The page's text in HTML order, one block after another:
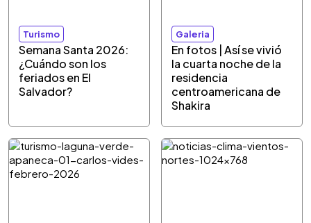
Turismo
Semana Santa 2026:
¿Cuándo son los
feriados en El
Salvador?
Galeria
En fotos | Así se vivió
la cuarta noche de la
residencia
centroamericana de
Shakira